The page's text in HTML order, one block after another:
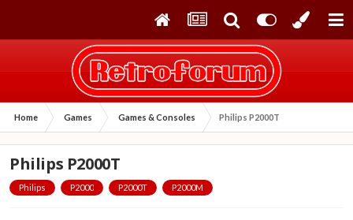
Home Games Games & Consoles Philips P2000T
Philips P2000T
Philips P2000 P2000T P2000M